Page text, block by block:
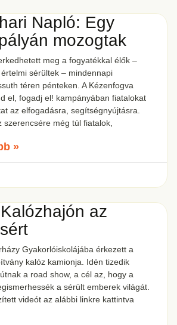
Napló: Egy
mozogtak
meg a fogyatékkal élők –
sérültek – mindennapi
téren pénteken. A Kézenfogva
el, fogadj el! kampányában fiatalokat
az elfogadásra, segítségnyújtásra.
szerencsére még túl fiatalok,
»
az
Gyakorlóiskolájába érkezett a
kalóz kamionja. Idén tizedik
a road show, a cél az, hogy a
a sérült emberek világát.
videót az alábbi linkre kattintva